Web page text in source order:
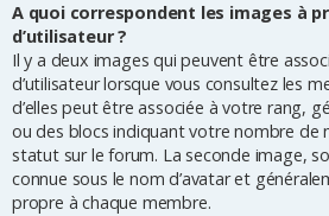
A quoi correspondent les images à
d’utilisateur ?
Il y a deux images qui peuvent être
d’utilisateur lorsque vous consultez les
d’elles peut être associée à votre rang,
ou des blocs indiquant votre nombre de
statut sur le forum. La seconde image,
connue sous le nom d’avatar et
propre à chaque membre.